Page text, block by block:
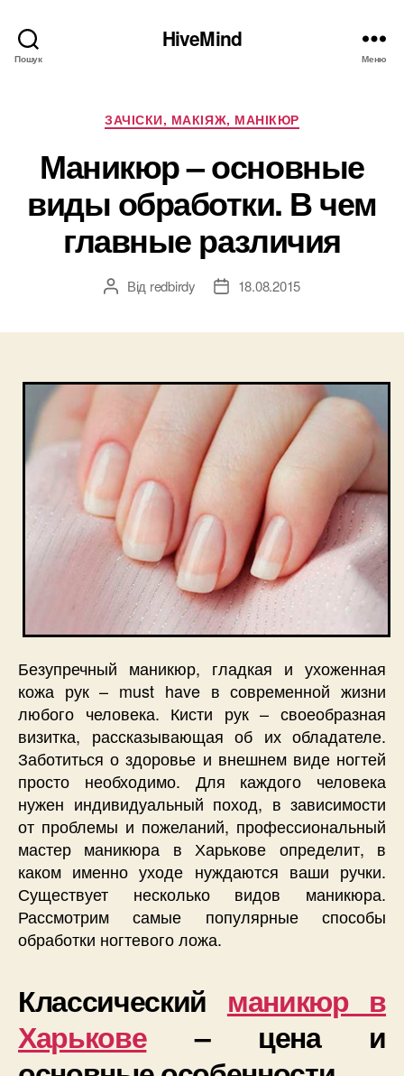
Пошук
HiveMind
Меню
Категорії
ЗАЧІСКИ, МАКІЯЖ, МАНІКЮР
Маникюр – основные
виды обработки. В чем
главные различия
Автор
Від redbirdy
Дата18.08.2015
Безупречный маникюр, гладкая и ухоженная
кожа рук – must have в современной жизни
любого человека. Кисти рук – своеобразная
визитка, рассказывающая об их обладателе.
Заботиться о здоровье и внешнем виде ногтей
просто необходимо. Для каждого человека
нужен индивидуальный поход, в зависимости
от проблемы и пожеланий, профессиональный
мастер маникюра в Харькове определит, в
каком именно уходе нуждаются ваши ручки.
Существует несколько видов маникюра.
Рассмотрим самые популярные способы
обработки ногтевого ложа.
Классический маникюр в
Харькове– цена и